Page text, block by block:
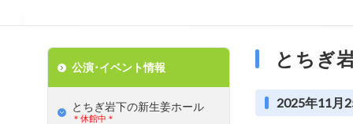
とちぎ
2025年11月
公演･イベント情報
とちぎ岩下の新⽣姜ホール
＊休館中＊